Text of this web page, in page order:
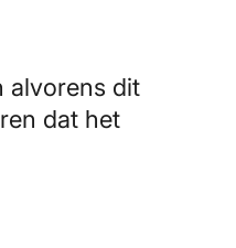
alvorens dit
dat het